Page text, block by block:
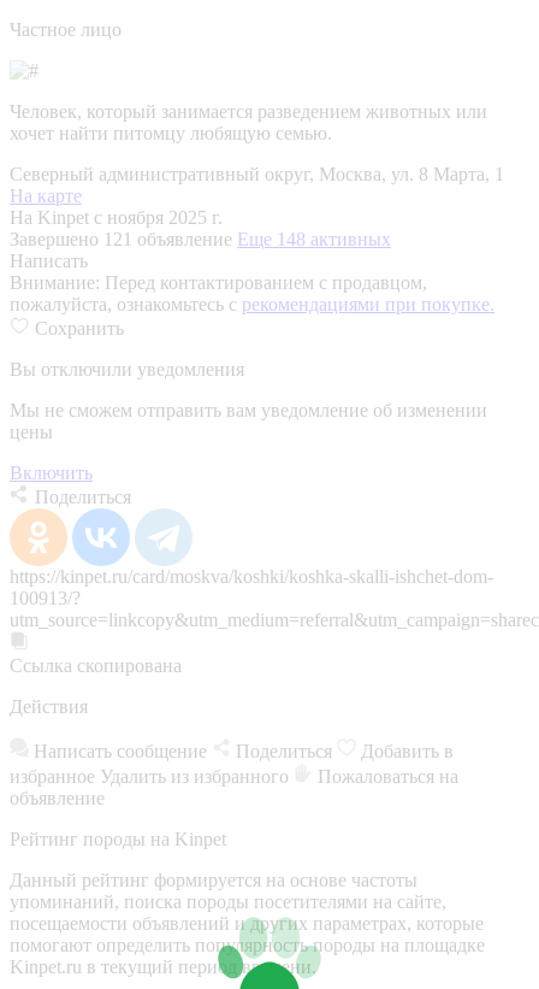
Частное лицо
Человек, который занимается разведением животных или
хочет найти питомцу любящую семью.
Северный административный округ, Москва, ул. 8 Марта, 1
На карте
На Kinpet c ноября 2025 г.
Завершено 121 объявление Еще 148 активных
Написать
Внимание: Перед контактированием с продавцом,
пожалуйста, ознакомьтесь с рекомендациями при покупке.
Сохранить
Вы отключили уведомления
Мы не сможем отправить вам уведомление об изменении
цены
Включить
Поделиться
https://kinpet.ru/card/moskva/koshki/koshka-skalli-ishchet-dom-
100913/?
Ссылка скопирована
Действия
Написать сообщение Поделиться
Добавить в
избранное Удалить из избранного
Пожаловаться на
объявление
Рейтинг породы на Kinpet
Данный рейтинг формируется на основе частоты
упоминаний, поиска породы посетителями на сайте,
посещаемости объявлений и других параметрах, которые
помогают определить популярность породы на площадке
Kinpet.ru в текущий период времени.